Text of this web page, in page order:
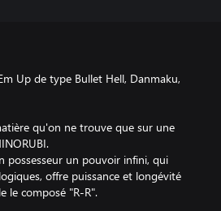
Up de type Bullet Hell, Danmaku,
qu'on ne trouve que sur une
possesseur un pouvoir infini, qui
offre puissance et longévité
le composé "R-R".